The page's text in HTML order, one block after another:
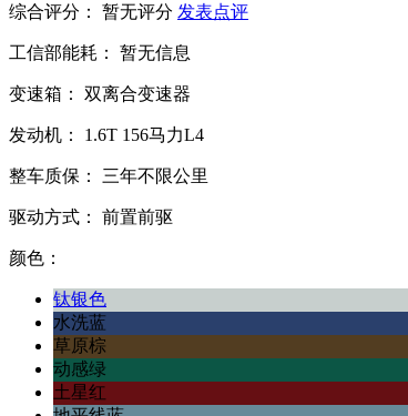
综合评分： 暂无评分 发表点评
工信部能耗： 暂无信息
变速箱： 双离合变速器
发动机： 1.6T 156马力L4
整车质保： 三年不限公里
驱动方式： 前置前驱
颜色：
钛银色
水洗蓝
草原棕
动感绿
土星红